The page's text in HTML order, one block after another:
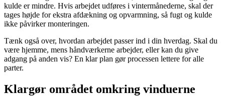
kulde er mindre. Hvis arbejdet udføres i vintermånederne, skal der
tages højde for ekstra afdækning og opvarmning, så fugt og kulde
ikke påvirker monteringen.
Tænk også over, hvordan arbejdet passer ind i din hverdag. Skal du
være hjemme, mens håndværkerne arbejder, eller kan du give
adgang på anden vis? En klar plan gør processen lettere for alle
parter.
Klargør området omkring vinduerne